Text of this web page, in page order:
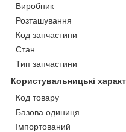
Виробник
Розташування
Код запчастини
Стан
Тип запчастини
Користувальницькі
Код товару
Базова одиниця
Імпортований